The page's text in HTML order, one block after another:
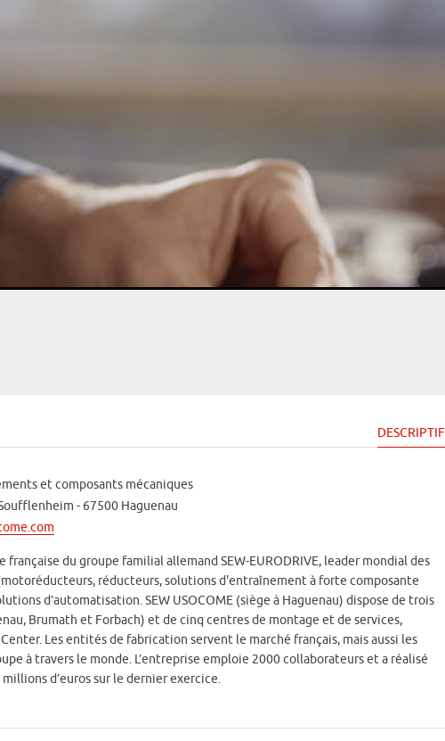
DESCRIPTIF
et composants mécaniques
- 67500 Haguenau
française du groupe familial allemand SEW-EURODRIVE, leader mondial des
réducteurs, solutions d'entraînement à forte composante
d’automatisation. SEW USOCOME (siège à Haguenau) dispose de trois
Brumath et Forbach) et de cinq centres de montage et de services,
Les entités de fabrication servent le marché français, mais aussi les
à travers le monde. L’entreprise emploie 2000 collaborateurs et a réalisé
d’euros sur le dernier exercice.